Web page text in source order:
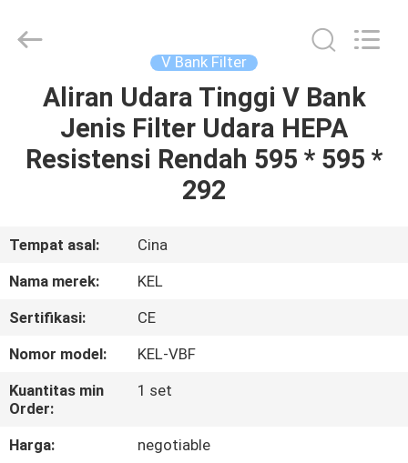
RUMAH
PRODUK
KAMI
PABRIK
KONTROL
KUALITAS
Technology
Company.
V Bank Filter
Aliran Udara Tinggi V Bank
Jenis Filter Udara HEPA
Resistensi Rendah 595 * 595 *
292
Tempat asal:
Cina
Nama merek:
KEL
Sertifikasi:
CE
Nomor model:
KEL-VBF
Kuantitas min
Order:
1 set
Harga:
negotiable